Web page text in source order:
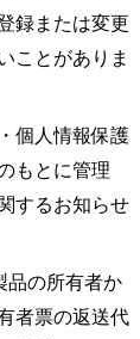
録または変更
ことがありま
個人情報保護
もとに管理
するお知らせ
品の所有者か
者票の返送代